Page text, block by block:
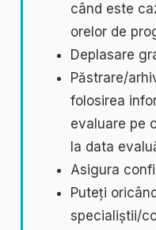
când este
orelor de
Deplasare
Păstrare/
folosirea
evaluare pe
la data
Asigura
Puteți
specialiștii/